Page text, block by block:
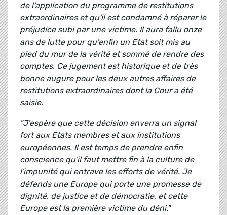
de l'application du programme de restitutions
extraordinaires et qu'il est condamné à réparer le
préjudice subi par une victime. Il aura fallu onze
ans de lutte pour qu'enfin un Etat soit mis au
pied du mur de la vérité et sommé de rendre des
comptes. Ce jugement est historique et de très
bonne augure pour les deux autres affaires de
restitutions extraordinaires dont la Cour a été
saisie.
"J'espère que cette décision enverra un signal
fort aux Etats membres et aux institutions
européennes. Il est temps de prendre enfin
conscience qu'il faut mettre fin à la culture de
l'impunité qui entrave les efforts de vérité. Je
défends une Europe qui porte une promesse de
dignité, de justice et de démocratie, et cette
Europe est la première victime du déni."